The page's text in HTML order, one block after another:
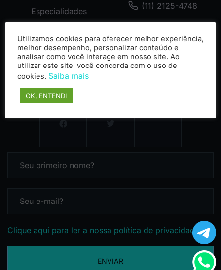
Especialidades
Cases
(11) 2125-4748
Clique aqui para ler a nossa política de privacidade
ENVIAR
Utilizamos cookies para oferecer melhor experiência,
melhor desempenho, personalizar conteúdo e
analisar como você interage em nosso site. Ao
utilizar este site, você concorda com o uso de
cookies. Saiba mais
OK, ENTENDI